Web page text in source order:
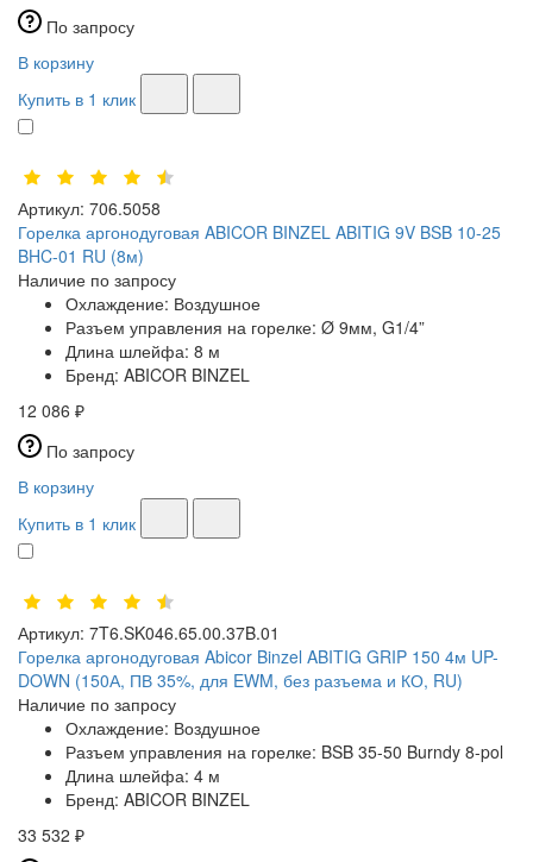
По запросу
В корзину
Купить в 1 клик
Артикул: 706.5058
Горелка аргонодуговая ABICOR BINZEL ABITIG 9V BSB 10-25
BHC-01 RU (8м)
Наличие по запросу
Охлаждение: Воздушное
Разъем управления на горелке: Ø 9мм, G1/4”
Длина шлейфа: 8 м
Бренд: ABICOR BINZEL
12 086 ₽
По запросу
В корзину
Купить в 1 клик
Артикул: 7T6.SK046.65.00.37B.01
Горелка аргонодуговая Abicor Binzel ABITIG GRIP 150 4м UP-
DOWN (150А, ПВ 35%, для EWM, без разъема и КО, RU)
Наличие по запросу
Охлаждение: Воздушное
Разъем управления на горелке: BSB 35-50 Burndy 8-pol
Длина шлейфа: 4 м
Бренд: ABICOR BINZEL
33 532 ₽